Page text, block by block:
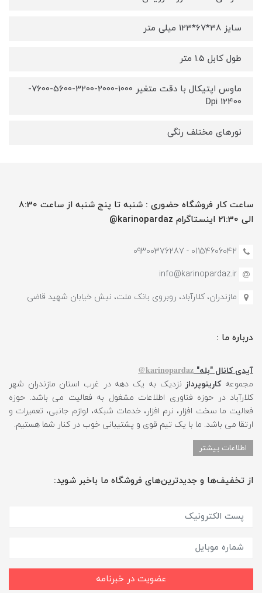
سایز 38*67*123 میلی متر
طول کابل 1.5 متر
ماوس اپتیکال با دقت متغیر 1000-2000-3200-5600-7600-
12400 Dpi
نورهای مختلف رنگی
ساعت کار فروشگاه حضوری : شنبه تا پنج شنبه از ساعت 8:30
الی 21:30 اینستاگرام karinopardaz@
01154606042 - 09300376287
info@karinopardaz.ir
مازندران، کلارآباد، روبروی بانک ملت، نبش خیابان شهید قاضی
درباره ما :
آیدی کانال "بله" karinopardaz@
مجموعهکارینوپرداز نزدیک به یک دهه در غرب استان مازندران شهر
کلارآباد در حوزه فناوری اطلاعات مشغول به فعالیت می باشد. حوزه
فعالیت ما سخت افزار، نرم افزار، خدمات شبکه، لوازم جانبی، تعمیرات و
ارتقا می باشد. ما با یک تیم قوی و پشتیبانی خوب در کنار شما هستیم.
اطلاعات بیشتر
از تخفیف‌ها و جدیدترین‌های فروشگاه ما باخبر شوید:
عضویت در خبرنامه